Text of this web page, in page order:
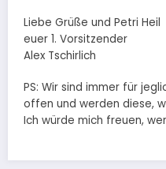
Liebe Grüße und Petri Heil
euer 1. Vorsitzender
Alex Tschirlich
PS: Wir sind immer für
offen und werden diese,
Ich würde mich freuen,